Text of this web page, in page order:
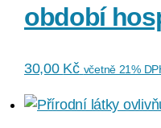
období
30,00 Kč včetně 21%